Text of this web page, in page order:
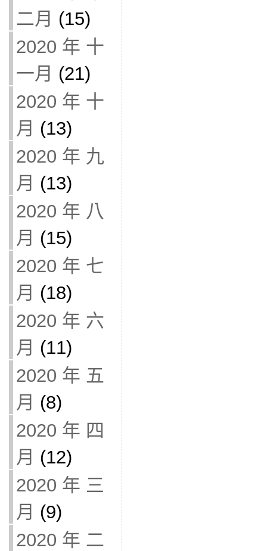
二月 (15)
2020 年 十
一月 (21)
2020 年 十
月 (13)
2020 年 九
月 (13)
2020 年 八
月 (15)
2020 年 七
月 (18)
2020 年 六
月 (11)
2020 年 五
月 (8)
2020 年 四
月 (12)
2020 年 三
月 (9)
2020 年 二